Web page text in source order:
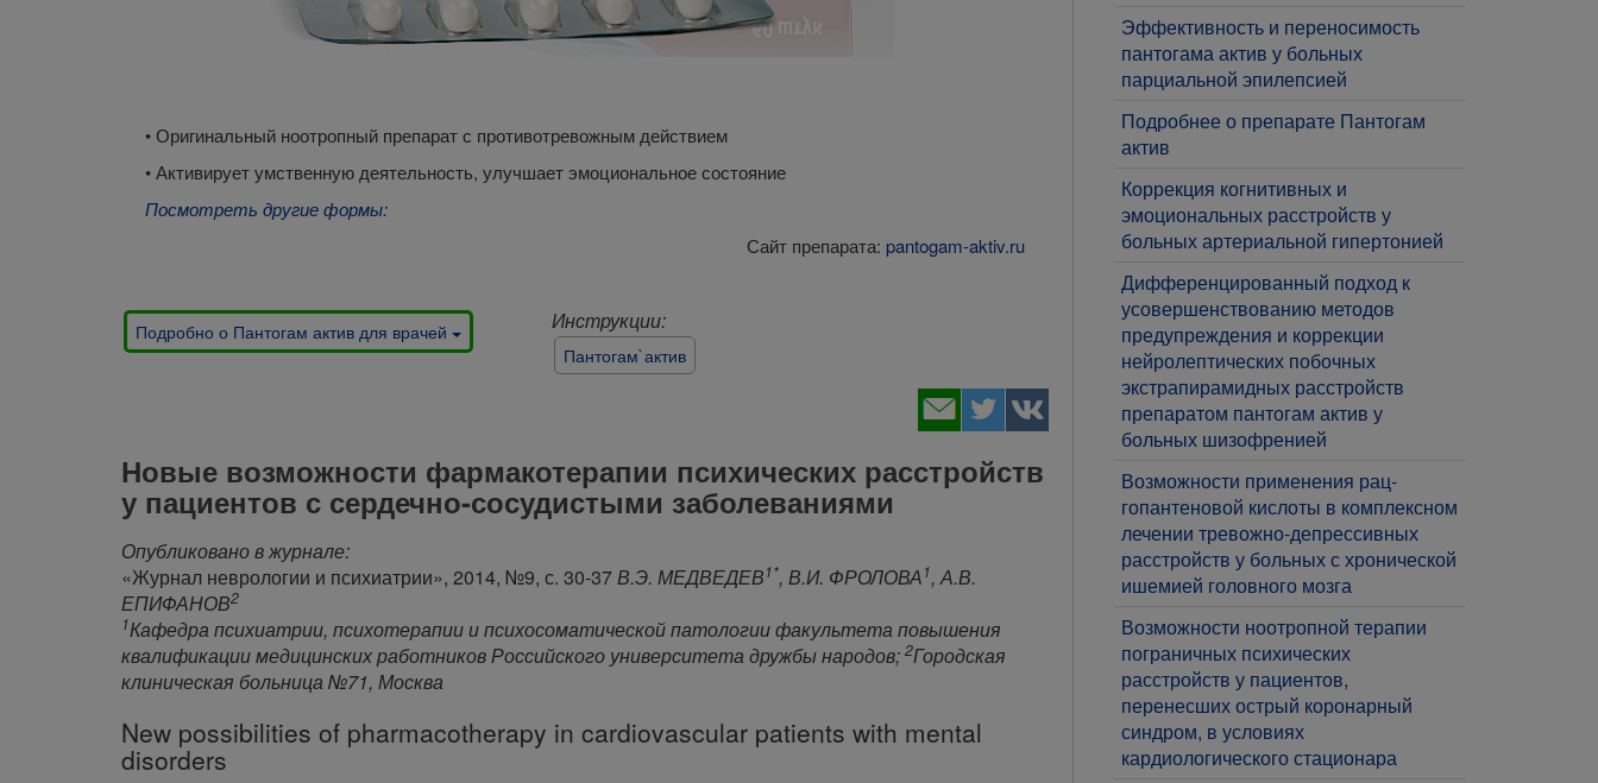
• Оригинальный ноотропный препаратс противотревожным действием
•Активирует умственную деятельность, улучшает эмоциональное состояние
Посмотреть другие формы:
Сайт препарата: pantogam-aktiv.ru
Подробно о Пантогам актив для врачей Инструкции:
Пантогам`актив
Новые возможности фармакотерапии психических расстройств
у пациентов с сердечно-сосудистыми заболеваниями
Опубликовано в журнале:
«Журнал неврологии и психиатрии», 2014, №9, с. 30-37В.Э. МЕДВЕДЕВ1*, В.И. ФРОЛОВА1, А.В.
ЕПИФАНОВ2
1Кафедра психиатрии, психотерапии и психосоматической патологии факультета повышения
квалификации медицинских работников Российского университета дружбы народов; 2Городская
клиническая больница №71, Москва
New possibilities of pharmacotherapy in cardiovascular patients with mental
disorders
Эффективность и переносимость
пантогама актив у больных
парциальной эпилепсией
Подробнее о препарате Пантогам
актив
Коррекция когнитивных и
эмоциональных расстройств у
больных артериальной гипертонией
​Дифференцированный подход к
усовершенствованию методов
предупреждения и коррекции
нейролептических побочных
экстрапирамидных расстройств
препаратом пантогам актив у
больных шизофренией
​Возможности применения рац-
гопантеновой кислоты в комплексном
лечении тревожно-депрессивных
расстройств у больных с хронической
ишемией головного мозга
Возможности ноотропной терапии
пограничных психических
расстройств у пациентов,
перенесших острый коронарный
синдром, в условиях
кардиологического стационара